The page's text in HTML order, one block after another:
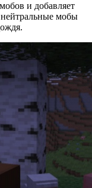
и добавляет
мобы